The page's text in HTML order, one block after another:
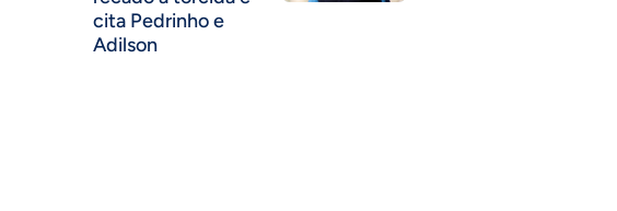
cita Pedrinho e
Adilson